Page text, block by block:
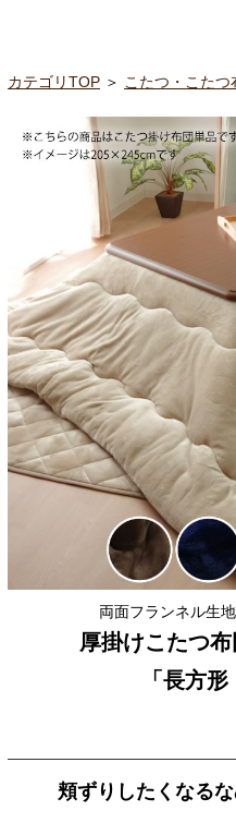
カテゴリTOP ＞ こたつ・こたつ
両面フランネル生
厚掛けこたつ
「長方
頬ずりしたくなる